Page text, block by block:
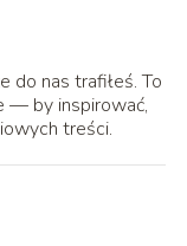
do nas trafiłeś. To
— by inspirować,
treści.